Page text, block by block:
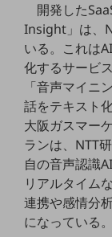
サステナビリティ基
サステナビリティレ
ダイバーシティ
経営情報
経営情報TOP
決算公告
電子公告
基礎的電気通信役務損
開発した
Insight」は、
いる。これは
化するサービ
「音声マイニ
話をテキスト
大阪ガスマー
ランは、NTT
自の音声認識
リアルタイム
連携や感情分
になっている。